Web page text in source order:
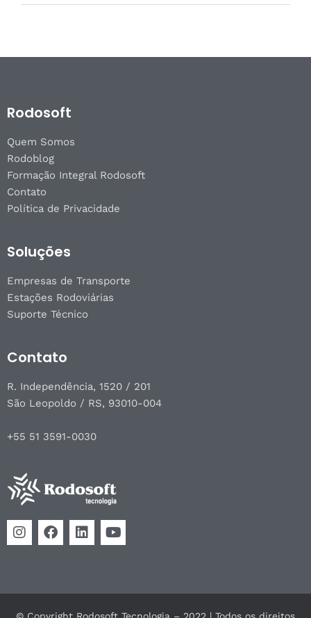
Rodosoft
Quem Somos
Rodoblog
Formação Integral Rodosoft
Contato
Política de Privacidade
Soluções
Empresas de Transporte
Estações Rodoviárias
Suporte Técnico
Contato
R. Independência, 1520 / 201
São Leopoldo / RS, 93010-004
+55 51 3591-0030